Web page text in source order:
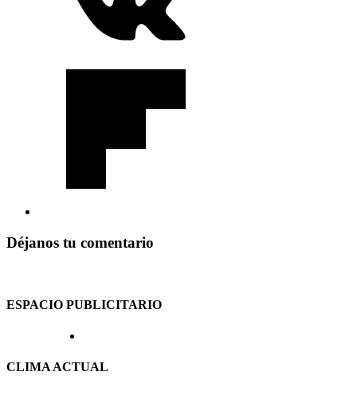
Déjanos tu comentario
ESPACIO PUBLICITARIO
CLIMA ACTUAL